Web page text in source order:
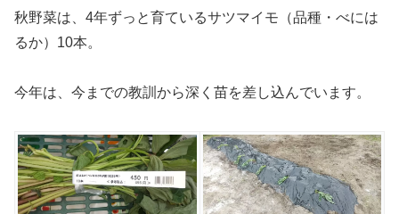
秋野菜は、4年ずっと育ているサツマイモ（品種・べには
るか）10本。
今年は、今までの教訓から深く苗を差し込んでいます。